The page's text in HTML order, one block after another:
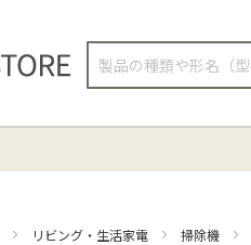
検
リビング・生活家電 掃除機